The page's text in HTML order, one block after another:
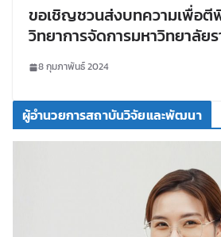
ขอเชิญชวนส่งบทความเพื่อตี
วิทยาการจัดการมหาวิทยาลั
สงคราม
8 กุมภาพันธ์ 2024
ผู้อำนวยการสถาบันวิจัยและพัฒนา